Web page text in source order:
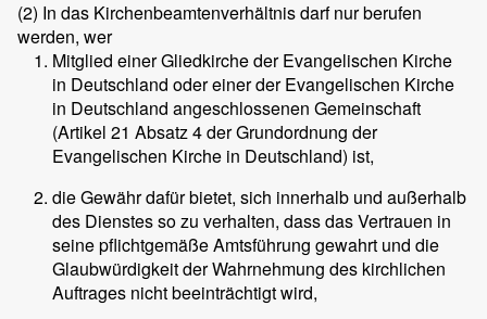
(2) In das Kirchenbeamtenverhältnis darf nur berufen
werden, wer
Mitglied einer Gliedkirche der Evangelischen Kirche
in Deutschland oder einer der Evangelischen Kirche
in Deutschland angeschlossenen Gemeinschaft
(Artikel 21 Absatz 4 der Grundordnung der
Evangelischen Kirche in Deutschland) ist,
die Gewähr dafür bietet, sich innerhalb und außerhalb
des Dienstes so zu verhalten, dass das Vertrauen in
seine pflichtgemäße Amtsführung gewahrt und die
Glaubwürdigkeit der Wahrnehmung des kirchlichen
Auftrages nicht beeinträchtigt wird,